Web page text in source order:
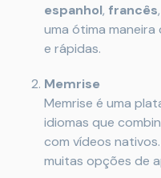
espanhol, francês,
uma ótima
e rápidas.
Memrise
Memrise é uma
idiomas que
com vídeos
muitas opções de